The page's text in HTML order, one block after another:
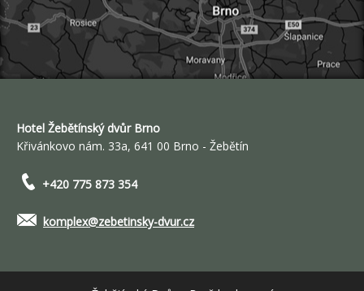
Hotel Žebětínský dvůr Brno
Křivánkovo nám. 33a, 641 00 Brno - Žebětín
+420 775 873 354
komplex@zebetinsky-dvur.cz